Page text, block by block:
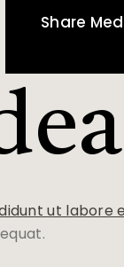
Share
ut labore